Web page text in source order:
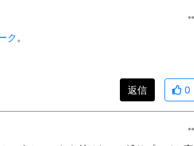
ク 。
返信 0